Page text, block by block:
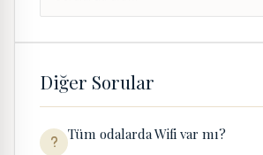
Diğer Sorular
Tüm odalarda Wifi var mı?